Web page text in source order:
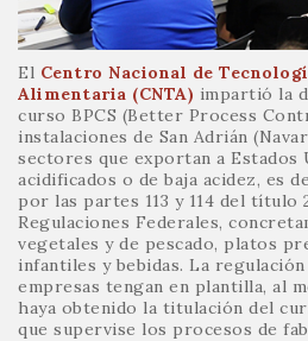
El Centro Nacional de
Alimentaria (CNTA) impartió la
curso BPCS (Better Process
instalaciones de San Adrián
sectores que exportan a Estados
acidificados o de baja acidez, es
por las partes 113 y 114 del título
Regulaciones Federales,
vegetales y de pescado, platos
infantiles y bebidas. La
empresas tengan en plantilla, al
haya obtenido la titulación del
que supervise los procesos de